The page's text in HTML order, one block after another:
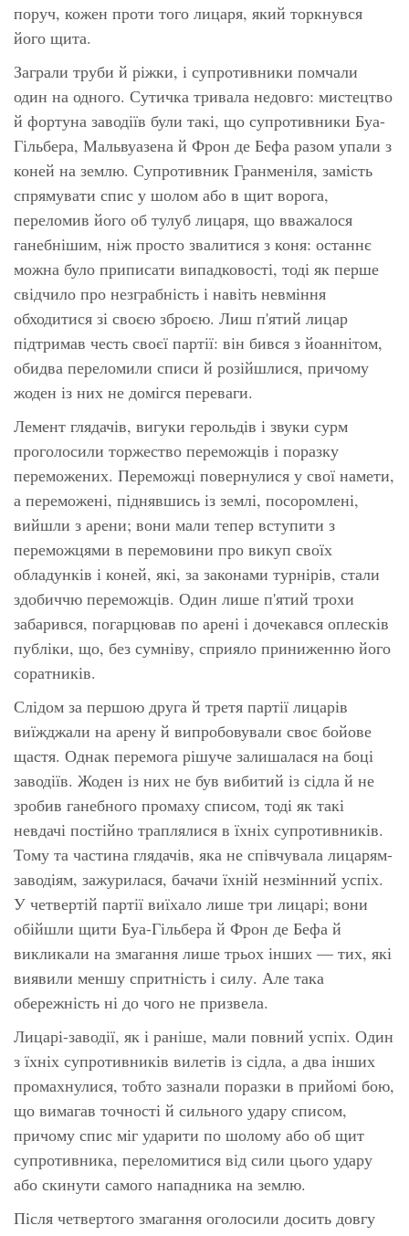
поруч, кожен проти того лицаря, який торкнувся
його щита.
Заграли труби й ріжки, і супротивники помчали
один на одного. Сутичка тривала недовго: мистецтво
й фортуна заводіїв були такі, що супротивники Буа-
Гільбера, Мальвуазена й Фрон де Бефа разом упали з
коней на землю. Супротивник Гранменіля, замість
спрямувати спис у шолом або в щит ворога,
переломив його об тулуб лицаря, що вважалося
ганебнішим, ніж просто звалитися з коня: останнє
можна було приписати випадковості, тоді як перше
свідчило про незграбність і навіть невміння
обходитися зі своєю зброєю. Лиш п'ятий лицар
підтримав честь своєї партії: він бився з йоаннітом,
обидва переломили списи й розійшлися, причому
жоден із них не домігся переваги.
Лемент глядачів, вигуки герольдів і звуки сурм
проголосили торжество переможців і поразку
переможених. Переможці повернулися у свої намети,
а переможені, піднявшись із землі, посоромлені,
вийшли з арени; вони мали тепер вступити з
переможцями в перемовини про викуп своїх
обладунків і коней, які, за законами турнірів, стали
здобиччю переможців. Один лише п'ятий трохи
забарився, погарцював по арені і дочекався оплесків
публіки, що, без сумніву, сприяло приниженню його
соратників.
Слідом за першою друга й третя партії лицарів
виїжджали на арену й випробовували своє бойове
щастя. Однак перемога рішуче залишалася на боці
заводіїв. Жоден із них не був вибитий із сідла й не
зробив ганебного промаху списом, тоді як такі
невдачі постійно траплялися в їхніх супротивників.
Тому та частина глядачів, яка не співчувала лицарям-
заводіям, зажурилася, бачачи їхній незмінний успіх.
У четвертій партії виїхало лише три лицарі; вони
обійшли щити Буа-Гільбера й Фрон де Бефа й
викликали на змагання лише трьох інших — тих, які
виявили меншу спритність і силу. Але така
обережність ні до чого не призвела.
Лицарі-заводії, як і раніше, мали повний успіх. Один
з їхніх супротивників вилетів із сідла, а два інших
промахнулися, тобто зазнали поразки в прийомі бою,
що вимагав точності й сильного удару списом,
причому спис міг ударити по шолому або об щит
супротивника, переломитися від сили цього удару
або скинути самого нападника на землю.
Після четвертого змагання оголосили досить довгу